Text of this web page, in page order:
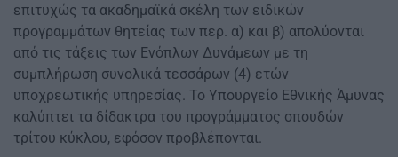
επιτυχώς τα ακαδημαϊκά σκέλη των ειδικών
προγραμμάτων θητείας των περ. α) και β) απολύονται
από τις τάξεις των Ενόπλων Δυνάμεων με τη
συμπλήρωση συνολικά τεσσάρων (4) ετών
υποχρεωτικής υπηρεσίας. Το Υπουργείο Εθνικής Άμυνας
καλύπτει τα δίδακτρα του προγράμματος σπουδών
τρίτου κύκλου, εφόσον προβλέπονται.